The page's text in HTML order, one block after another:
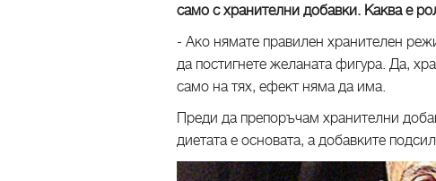
само с хранителни добавки. Каква е
- Ако нямате правилен хранителен
да постигнете желаната фигура. Да,
само на тях, ефект няма да има.
Преди да препоръчам хранителни
диетата е основата, а добавките